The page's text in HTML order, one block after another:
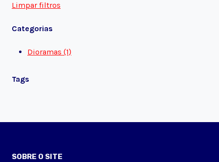
Limpar filtros
Categorias
Dioramas (1)
Tags
SOBRE O SITE